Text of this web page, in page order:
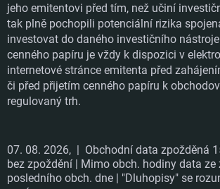
jeho emitentovi před tím, než učiní
tak plně pochopili potenciální rizika
investovat do daného investičního
cenného papíru je vždy k dispozici v
internetové stránce emitenta před
či před přijetím cenného papíru k
regulovaný trh.
07. 08. 2026, | Obchodní data zpožděná
bez zpoždění | Mimo obch. hodiny data ze
posledního obch. dne | "Dluhopisy" se